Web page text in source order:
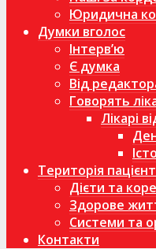
Юридична
Думки вголос
Інтерв’ю
Є думка
Від
Говорять
Лікарі
Територія
Дієти та
Здорове
Системи та
Контакти